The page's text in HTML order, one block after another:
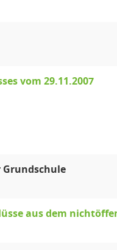
vom 29.11.2007
aus dem